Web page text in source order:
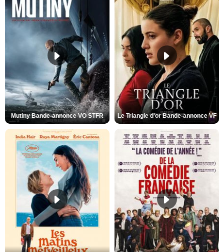
Mutiny Bande-annonce VO STFR Le Triangle d'or Bande-annonce VF